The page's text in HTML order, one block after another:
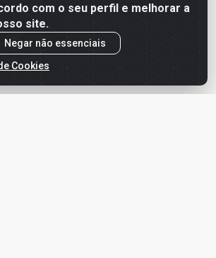
com o seu perfil e melhorar a
site.
Negar não essenciais
Cookies